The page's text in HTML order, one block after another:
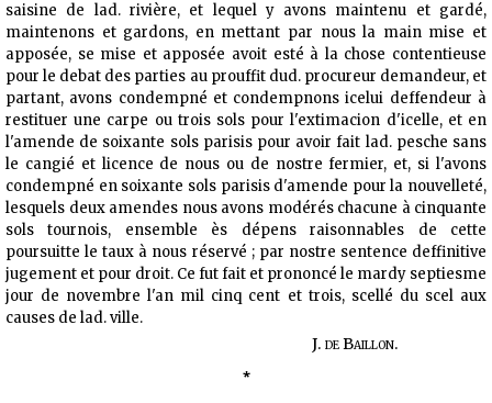
saisine de lad. rivière, et lequel y avons maintenu et gardé,
maintenons et gardons, en mettant par nous la main mise et
apposée, se mise et apposée avoit esté à la chose contentieuse
pour le debat des parties au prouffit dud. procureur demandeur, et
partant, avons condempné et condempnons icelui deffendeur à
restituer une carpe ou trois sols pour l'extimacion d'icelle, et en
l'amende de soixante sols parisis pour avoir fait lad. pesche sans
le cangié et licence de nous ou de nostre fermier, et, si l'avons
condempné en soixante sols parisis d'amende pour la nouvelleté,
lesquels deux amendes nous avons modérés chacune à cinquante
sols tournois, ensemble ès dépens raisonnables de cette
poursuitte le taux à nous réservé ; par nostre sentence deffinitive
jugement et pour droit. Ce fut fait et prononcé le mardy septiesme
jour de novembre l'an mil cinq cent et trois, scellé du scel aux
causes de lad. ville.
J. de Baillon.
*